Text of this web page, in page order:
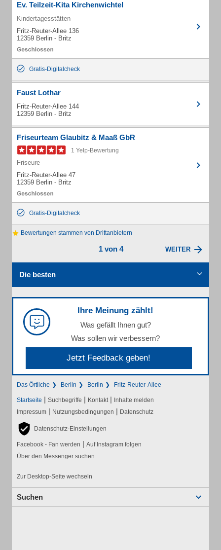
Ev. Teilzeit-Kita Kirchenwichtel
Kindertagesstätten
Fritz-Reuter-Allee 136
12359 Berlin - Britz
Gratis-Digitalcheck
Faust Lothar
Fritz-Reuter-Allee 144
12359 Berlin - Britz
Friseurteam Glaubitz & Maaß GbR
1 Yelp-Bewertung
Friseure
Fritz-Reuter-Allee 47
12359 Berlin - Britz
Gratis-Digitalcheck
Bewertungen stammen von Drittanbietern
1 von 4 WEITER
Die besten
Ihre Meinung zählt!
Was gefällt Ihnen gut?
Was sollen wir verbessern?
Jetzt Feedback geben!
Das Örtliche Berlin Berlin Fritz-Reuter-Allee
Startseite | Suchbegriffe | Kontakt | Inhalte melden
Impressum | Nutzungsbedingungen | Datenschutz
Datenschutz-Einstellungen
Facebook - Fan werden | Auf Instagram folgen
Über den Messenger suchen
Zur Desktop-Seite wechseln
Suchen